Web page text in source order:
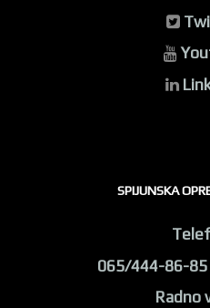
SPIJUNSKA
065/444-86-85
Radno